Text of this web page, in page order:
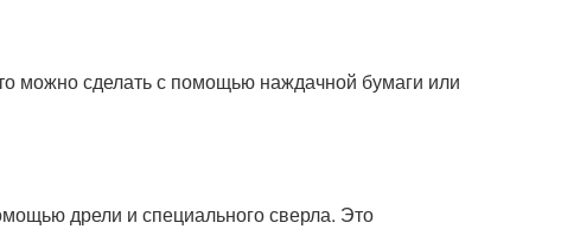
можно сделать с помощью наждачной бумаги или
дрели и специального сверла. Это